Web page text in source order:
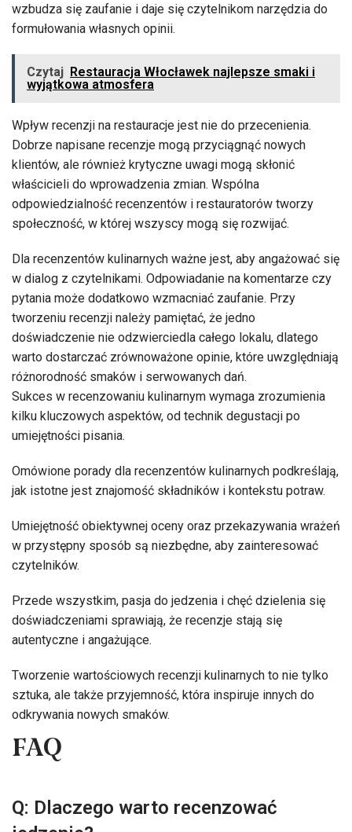
wzbudza się zaufanie i daje się czytelnikom narzędzia do
formułowania własnych opinii.
Czytaj Restauracja Włocławek najlepsze smaki i
wyjątkowa atmosfera
Wpływ recenzji na restauracje jest nie do przecenienia.
Dobrze napisane recenzje mogą przyciągnąć nowych
klientów, ale również krytyczne uwagi mogą skłonić
właścicieli do wprowadzenia zmian. Wspólna
odpowiedzialność recenzentów i restauratorów tworzy
społeczność, w której wszyscy mogą się rozwijać.
Dla recenzentów kulinarnych ważne jest, aby angażować się
w dialog z czytelnikami. Odpowiadanie na komentarze czy
pytania może dodatkowo wzmacniać zaufanie. Przy
tworzeniu recenzji należy pamiętać, że jedno
doświadczenie nie odzwierciedla całego lokalu, dlatego
warto dostarczać zrównoważone opinie, które uwzględniają
różnorodność smaków i serwowanych dań.
Sukces w recenzowaniu kulinarnym wymaga zrozumienia
kilku kluczowych aspektów, od technik degustacji po
umiejętności pisania.
Omówione porady dla recenzentów kulinarnych podkreślają,
jak istotne jest znajomość składników i kontekstu potraw.
Umiejętność obiektywnej oceny oraz przekazywania wrażeń
w przystępny sposób są niezbędne, aby zainteresować
czytelników.
Przede wszystkim, pasja do jedzenia i chęć dzielenia się
doświadczeniami sprawiają, że recenzje stają się
autentyczne i angażujące.
Tworzenie wartościowych recenzji kulinarnych to nie tylko
sztuka, ale także przyjemność, która inspiruje innych do
odkrywania nowych smaków.
FAQ
Q: Dlaczego warto recenzować